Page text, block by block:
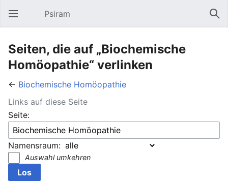
Hauptmenü öffnen Psiram
Seiten, die auf „Biochemische
Homöopathie“ verlinken
← Biochemische Homöopathie
Links auf diese Seite
Seite:
Namensraum:
Auswahl umkehren